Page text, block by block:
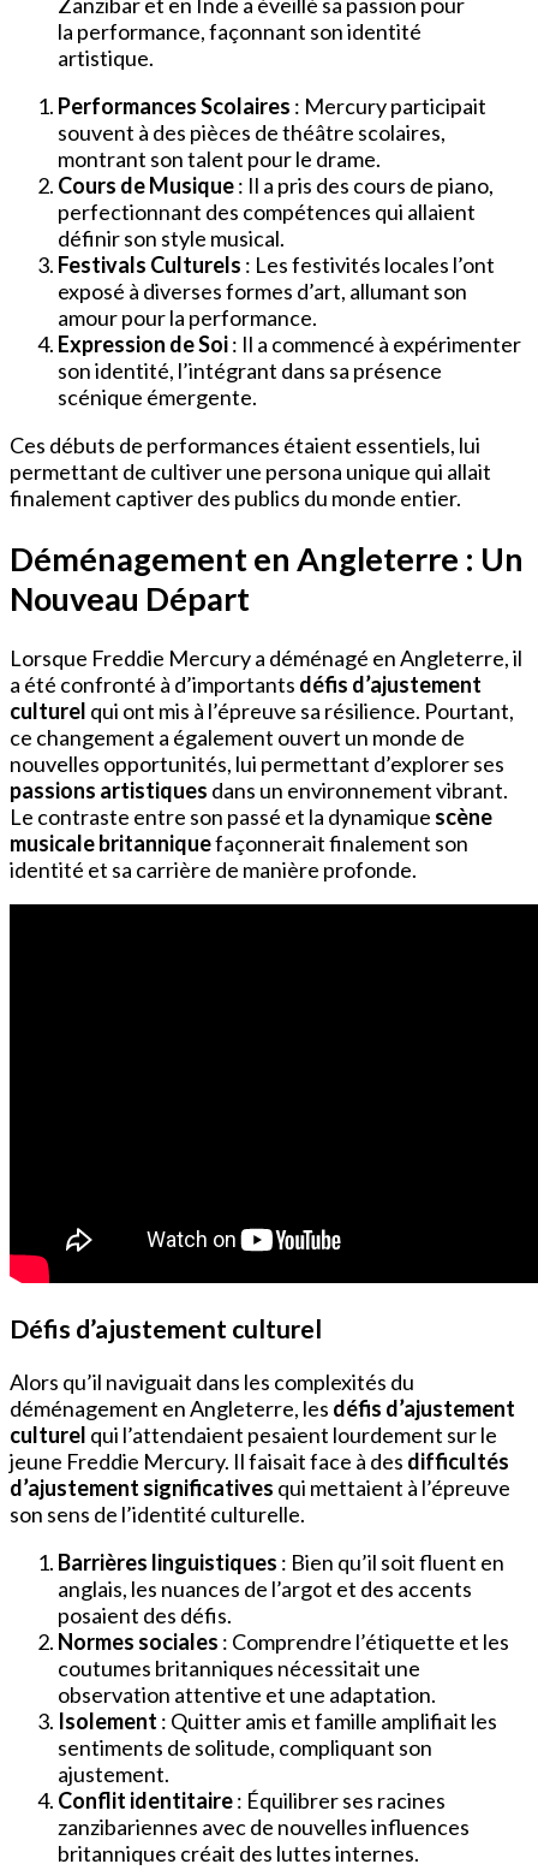
la performance, façonnant son identité
artistique.
Performances Scolaires : Mercury participait
souvent à des pièces de théâtre scolaires,
montrant son talent pour le drame.
Cours de Musique: Il a pris des cours de piano,
perfectionnant des compétences qui allaient
définir son style musical.
Festivals Culturels : Les festivités locales l’ont
exposé à diverses formes d’art, allumant son
amour pour la performance.
Expression de Soi: Il a commencé à expérimenter
son identité, l’intégrant dans sa présence
scénique émergente.
Ces débuts de performances étaient essentiels, lui
permettant de cultiver une persona unique qui allait
finalement captiver des publics du monde entier.
Déménagement en Angleterre : Un
Nouveau Départ
Lorsque Freddie Mercury a déménagé en Angleterre, il
a été confronté à d’importants défis d’ajustement
culturel qui ont mis à l’épreuve sa résilience. Pourtant,
ce changement a également ouvert un monde de
nouvelles opportunités, lui permettant d’explorer ses
passions artistiques dans un environnement vibrant.
Le contraste entre son passé et la dynamique scène
musicale britanniquefaçonnerait finalement son
identité et sa carrière de manière profonde.
Défis d’ajustement culturel
Alors qu’il naviguait dans les complexités du
déménagement en Angleterre, les défis d’ajustement
culturel qui l’attendaient pesaient lourdement sur le
jeune Freddie Mercury. Il faisait face à des difficultés
d’ajustement significatives qui mettaient à l’épreuve
son sens de l’identité culturelle.
Barrières linguistiques : Bien qu’il soit fluent en
anglais, les nuances de l’argot et des accents
posaient des défis.
Normes sociales : Comprendre l’étiquette et les
coutumes britanniques nécessitait une
observation attentive et une adaptation.
Isolement : Quitter amis et famille amplifiait les
sentiments de solitude, compliquant son
ajustement.
Conflit identitaire: Équilibrer ses racines
zanzibariennes avec de nouvelles influences
britanniques créait des luttes internes.